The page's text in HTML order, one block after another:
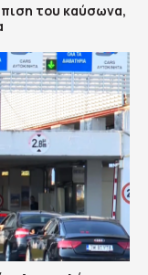
του καύσωνα,